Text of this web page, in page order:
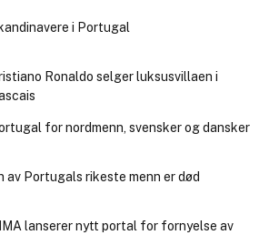
i Portugal
Ronaldo selger luksusvillaen i
for nordmenn, svensker og dansker
av Portugals rikeste menn er død
lanserer nytt portal for fornyelse av